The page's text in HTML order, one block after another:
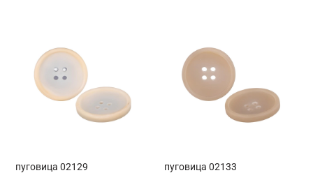
пуговица 02129 пуговица 02133